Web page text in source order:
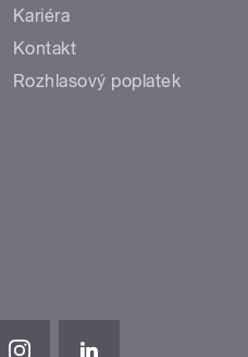
Kariéra
Kontakt
Rozhlasový poplatek